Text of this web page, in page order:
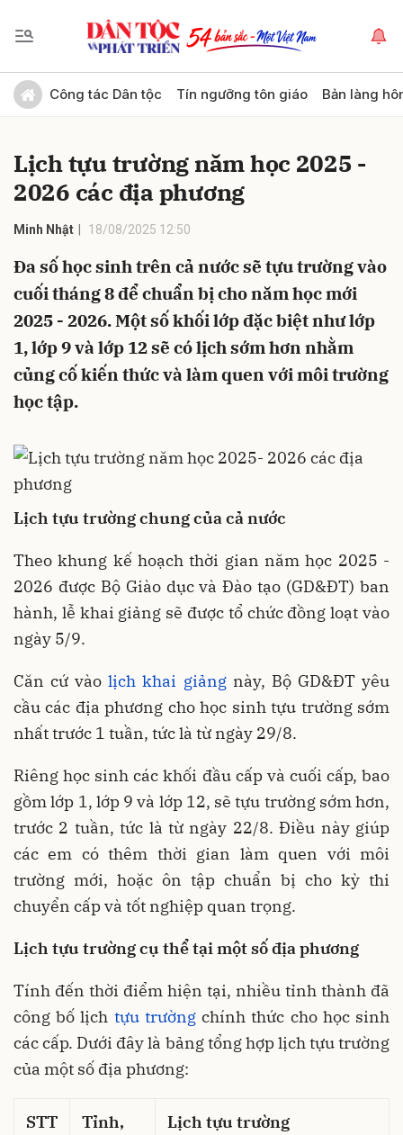
Công tác Dân tộc Tín ngưỡng tôn giáo Bản làng
Lịch tựu trường năm học 2025 -
2026 các địa phương
Minh Nhật 18/08/2025 12:50
Đa số học sinh trên cả nước sẽ tựu trường vào
cuối tháng 8 để chuẩn bị cho năm học mới
2025 - 2026. Một số khối lớp đặc biệt như lớp
1, lớp 9 và lớp 12 sẽ có lịch sớm hơn nhằm
củng cố kiến thức và làm quen với môi trường
học tập.
Lịch tựu trường chung của cả nước
Theo khung kế hoạch thời gian năm học 2025 -
2026 được Bộ Giào dục và Đào tạo (GD&ĐT) ban
hành, lễ khai giảng sẽ được tổ chức đồng loạt vào
ngày 5/9.
Căn cứ vàolịch khai giảngnày, Bộ GD&ĐT yêu
cầu các địa phương cho học sinh tựu trường sớm
nhất trước 1 tuần, tức là từ ngày 29/8.
Riêng học sinh các khối đầu cấp và cuối cấp, bao
gồm lớp 1, lớp 9 và lớp 12, sẽ tựu trường sớm hơn,
trước 2 tuần, tức là từ ngày 22/8. Điều này giúp
các em có thêm thời gian làm quen với môi
trường mới, hoặc ôn tập chuẩn bị cho kỳ thi
chuyển cấp và tốt nghiệp quan trọng.
Lịch tựu trường cụ thể tại một số địa phương
Tính đến thời điểm hiện tại, nhiều tỉnh thành đã
công bố lịch tựu trườngchính thức cho học sinh
các cấp. Dưới đây là bảng tổng hợp lịch tựu trường
của một số địa phương:
STT
Tỉnh,
Lịch tựu trường
Gửi bình luận
Hủy Gửi